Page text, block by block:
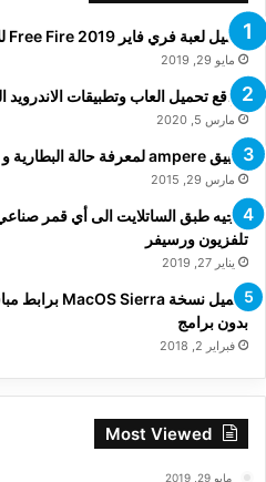
تحميل لعبة فري فاير Free Fire 2019 للاندرويد والكمبيوتر مجانا
مايو 29, 2019
مواقع تحميل العاب وتطبيقات الاندرويد
مارس 5, 2020
تطبيق ampere لمعرفة حالة البطارية و سرعة الشحن
مارس 29, 2015
توجيه طبق الساتلايت الى أي قمر
تلفزيون ورسيفر
يناير 27, 2019
بدون برامج
فبراير 2, 2018
Most Viewed
مايو 29, 2019